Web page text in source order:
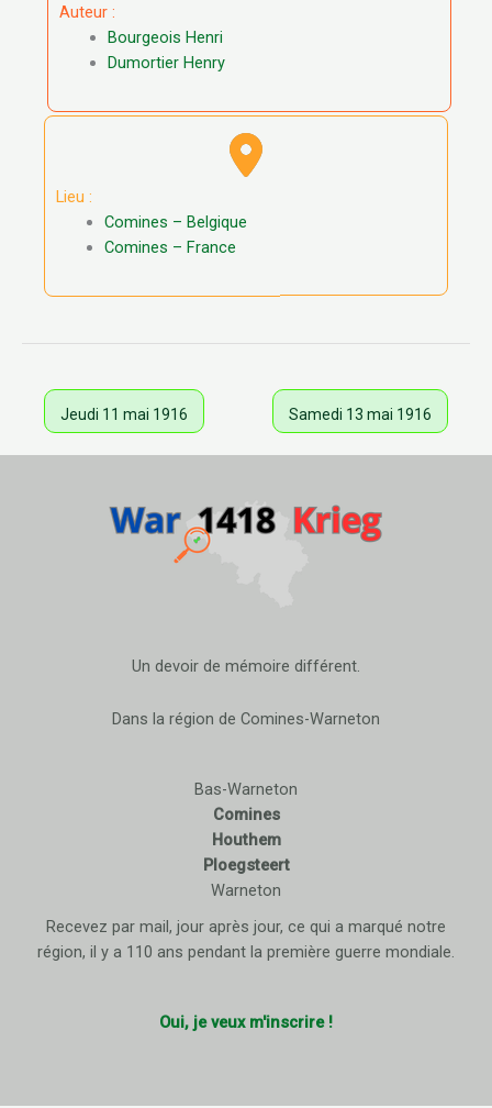
Auteur :
Bourgeois Henri
Dumortier Henry
Lieu :
Comines – Belgique
Comines – France
Jeudi 11 mai 1916 Samedi 13 mai 1916
Un devoir de mémoire différent.
Dans la région de Comines-Warneton
Bas-Warneton
Comines
Houthem
Ploegsteert
Warneton
Recevez par mail, jour après jour, ce qui a marqué notre
région, il y a 110 ans pendant la première guerre mondiale.
Oui, je veux m'inscrire !